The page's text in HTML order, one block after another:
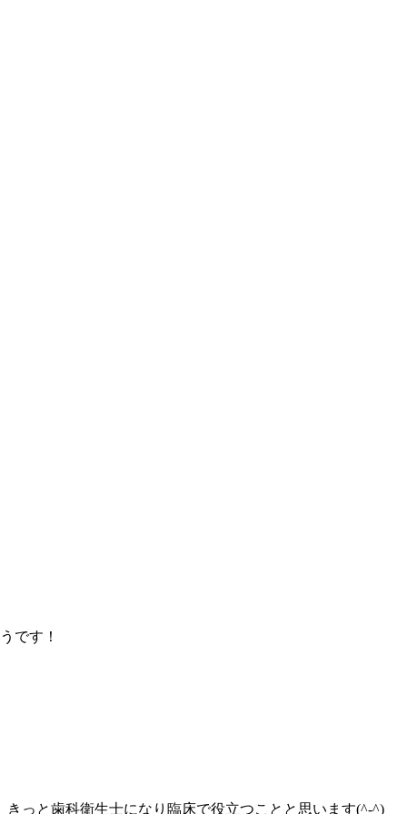
です！
っと歯科衛生士になり臨床で役立つことと思います(^-^)